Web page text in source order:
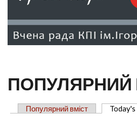
ПОПУЛЯРНИЙ
Популярний вміст